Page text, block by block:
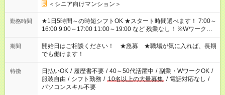
＜シニア向けマンション＞
勤務時間
★1日5時間～の時短シフトOK ★スタート時間選べます！ 7:00～
16:00 9:00～17:00 11:00～19:00 など 残業なし！ ※Wワークの
場合、他のお仕事と合わせ週40時間超の就業はご案内できませ
ん ※法令に基づき、週20時間以上勤務は社会保険への加入対象
となります ※労働者派遣法（日雇い派遣の原則禁止）により、
短時間・短期間の就業はご案内が難しい場合があります
期間
開始日はご相談ください！ ★急募 ★職場が気に入れば、長期
でも働けます！
特徴 日払いOK / 履歴書不要 / 40～50代活躍中 / 副業・WワークOK /
服装自由 / シフト勤務 / 10名以上の大量募集 / 電話対応なし /
パソコンスキル不要